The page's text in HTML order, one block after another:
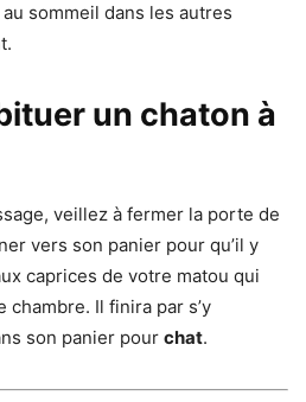
sommeil dans les autres
un chaton à
veillez à fermer la porte de
vers son panier pour qu’il y
caprices de votre matou qui
Il finira par s’y
son panier pour chat.